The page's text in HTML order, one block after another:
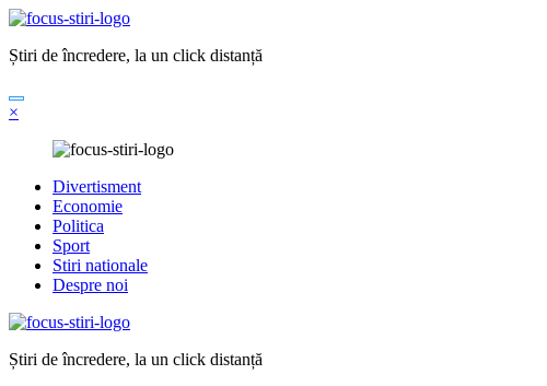
Sari
conținut
Știri de încredere, la un click distanță
×
Divertisment
Economie
Politica
Sport
Stiri nationale
Despre noi
Știri de încredere, la un click distanță